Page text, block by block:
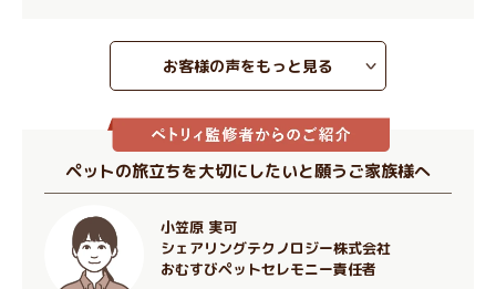
お客様の声をもっと見る
ペットの旅立ちを大切にしたいと願うご家族様へ
小笠原 実可
シェアリングテクノロジー株式会社
おむすびペットセレモニー責任者